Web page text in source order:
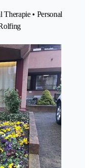
Therapie • Personal